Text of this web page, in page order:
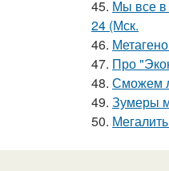
45. Мы все в
24 (Мск.
46.
47. Про
48. Сможем
49. Зумеры
50.